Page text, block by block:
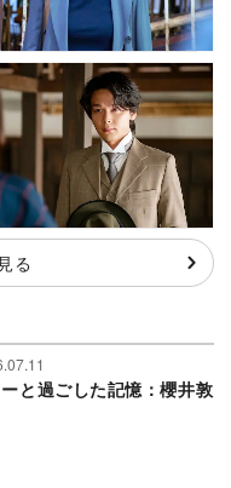
る
と過ごした記憶：櫻井敦